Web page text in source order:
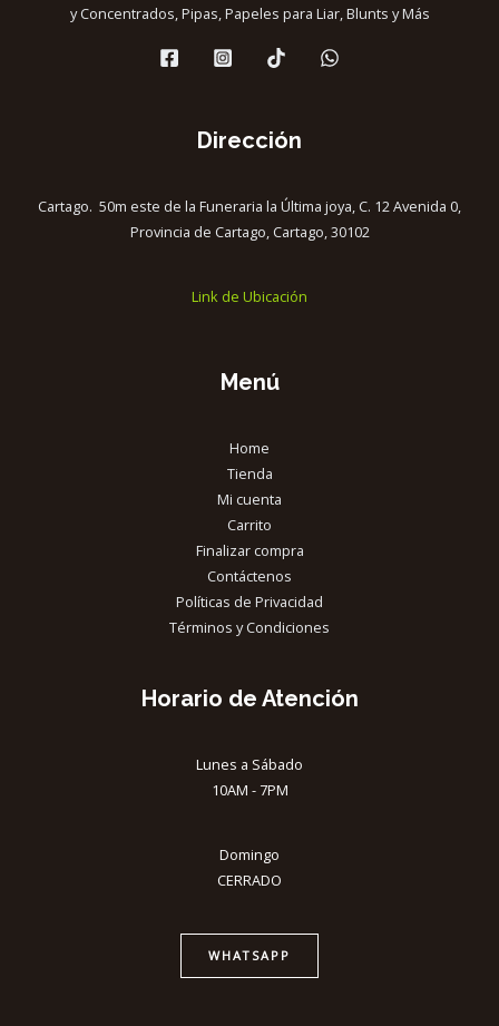
y Concentrados, Pipas, Papeles para Liar, Blunts y Más
Dirección
Cartago. 50m este de la Funeraria la Última joya, C. 12 Avenida 0,
Provincia de Cartago, Cartago, 30102
Link de Ubicación
Menú
Home
Tienda
Mi cuenta
Carrito
Finalizar compra
Contáctenos
Políticas de Privacidad
Términos y Condiciones
Horario de Atención
Lunes a Sábado
10AM - 7PM
Domingo
CERRADO
WHATSAPP